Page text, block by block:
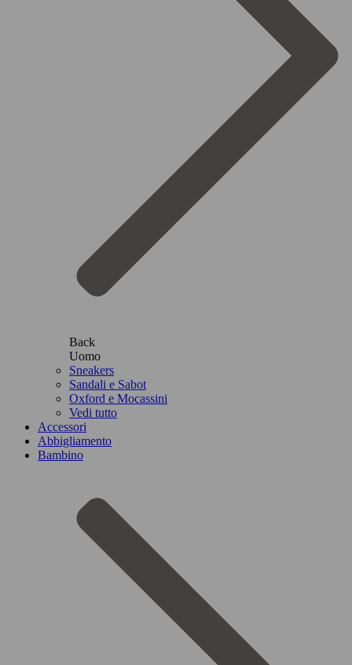
Back
Uomo
Sneakers
Sandali e Sabot
Oxford e Mocassini
Vedi tutto
Accessori
Abbigliamento
Bambino